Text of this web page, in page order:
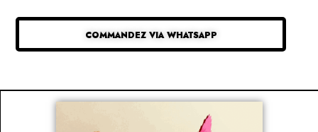
COMMANDEZ VIA WHATSAPP